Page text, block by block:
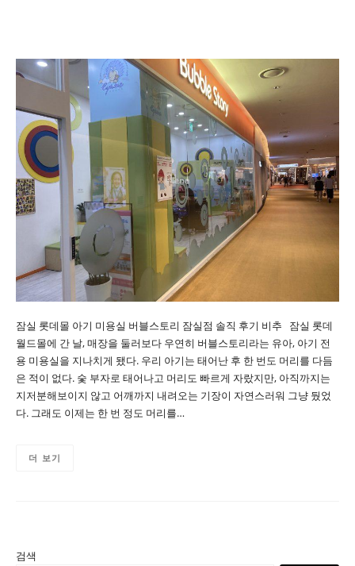
잠실 롯데몰 아기 미용실 버블스토리 잠실점 솔직 후기 비추 잠실 롯데
월드몰에 간 날, 매장을 둘러보다 우연히 버블스토리라는 유아, 아기 전
용 미용실을 지나치게 됐다. 우리 아기는 태어난 후 한 번도 머리를 다듬
은 적이 없다. 숯 부자로 태어나고 머리도 빠르게 자랐지만, 아직까지는
지저분해보이지 않고 어깨까지 내려오는 기장이 자연스러워 그냥 뒀었
다. 그래도 이제는 한 번 정도 머리를…
더 보기
검색